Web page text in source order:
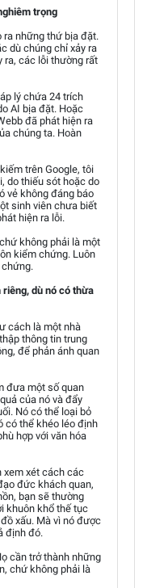
trọng
ra những thứ bịa đặt.
dù chúng chỉ xảy ra
ra, các lỗi thường rất
lý chứa 24 trích
AI bịa đặt. Hoặc
đã phát hiện ra
chúng ta. Hoàn
trên Google, tôi
do thiếu sót hoặc do
vẻ không đáng báo
sinh viên chưa biết
hiện ra lỗi.
không phải là một
kiểm chứng. Luôn
dù nó có thừa
cách là một nhà
thông tin trung
để phản ánh quan
đưa một số quan
của nó và đẩy
Nó có thể loại bỏ
có thể khéo léo định
hợp với văn hóa
xem xét cách các
đức khách quan,
bạn sẽ thường
khuôn khổ thế tục
xấu. Mà vì nó được
định đó.
cần trở thành những
chứ không phải là